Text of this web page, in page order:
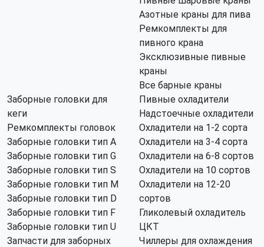
Азотные краны для пива
Ремкомплекты для
пивного крана
Эксклюзивные пивные
краны
Все барные краны
Заборные головки для
кеги
Ремкомплекты головок
Заборные головки тип А
Заборные головки тип G
Заборные головки тип S
Заборные головки тип M
Заборные головки тип D
Заборные головки тип F
Заборные головки тип U
Запчасти для заборных
Пивные охладители
Надстоечные охладители
Охладители на 1-2 сорта
Охладители на 3-4 сорта
Охладители на 6-8 сортов
Охладители на 10 сортов
Охладители на 12-20
сортов
Гликолевый охладитель
ЦКТ
Чиллеры для охлаждения